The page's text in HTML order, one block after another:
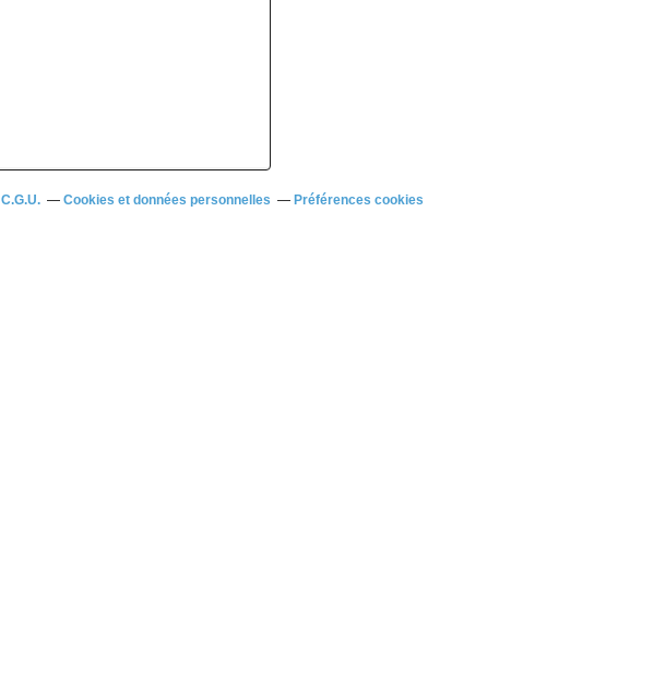
C.G.U. Cookies et données personnelles Préférences cookies